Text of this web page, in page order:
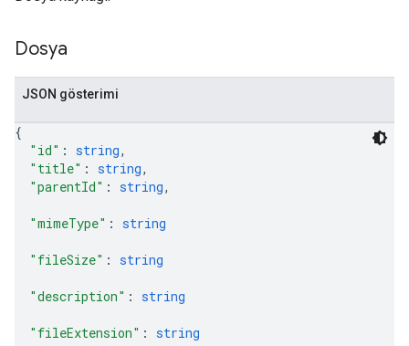
Dosya
JSON gösterimi
{
"id" : string,
"title" : string,
"parentId" : string,
"mimeType" : string
"fileSize" : string
"description" : string
"fileExtension" : string